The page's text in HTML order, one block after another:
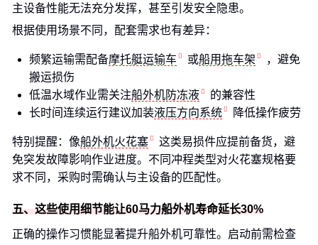
主设备性能无法充分发挥，甚至引发安全隐患。
根据使用场景不同，配套需求也有差异：
频繁运输需配备摩托艇运输车 或船用拖车架
，避免
搬运损伤
低温水域作业需关注船外机防冻液
的兼容性
长时间连续运行建议加装液压方向系统 降低操作疲劳
特别提醒：像船外机火花塞
这类易损件应提前备货，避
免突发故障影响作业进度。不同冲程类型对火花塞规格要
求不同，采购时需确认与主设备的匹配性。
五、这些使用细节能让60马力船外机寿命延长30%
正确的操作习惯能显著提升船外机可靠性。启动前需检查